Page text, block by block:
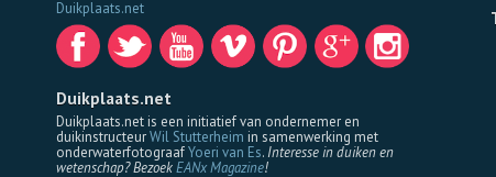
Duikplaats.net
Duikplaats.net
Duikplaats.net is een initiatief van ondernemer en
duikinstructeurWil Stutterheim in samenwerking met
onderwaterfotograafYoeri van Es. Interesse in duiken en
wetenschap? BezoekEANx Magazine!